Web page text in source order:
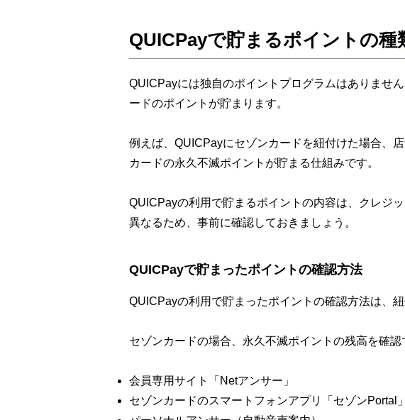
QUICPayで貯まるポイントの種
QUICPayには独自のポイントプログラムはありませ
ードのポイントが貯まります。
例えば、QUICPayにセゾンカードを紐付けた場合、
カードの永久不滅ポイントが貯まる仕組みです。
QUICPayの利用で貯まるポイントの内容は、クレジ
異なるため、事前に確認しておきましょう。
QUICPayで貯まったポイントの確認方法
QUICPayの利用で貯まったポイントの確認方法は、
セゾンカードの場合、永久不滅ポイントの残高を確認
会員専用サイト「Netアンサー」
セゾンカードのスマートフォンアプリ「セゾンPortal」